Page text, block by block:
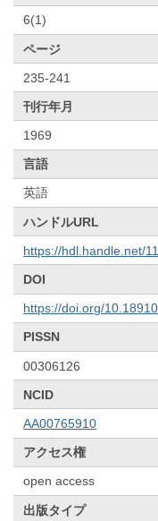
6(1)
ページ
235-241
刊行年月
1969
言語
英語
ハンドルURL
https://hdl.handle.net/
DOI
https://doi.org/
PISSN
00306126
NCID
AA00765910
アクセス権
open access
出版タイプ